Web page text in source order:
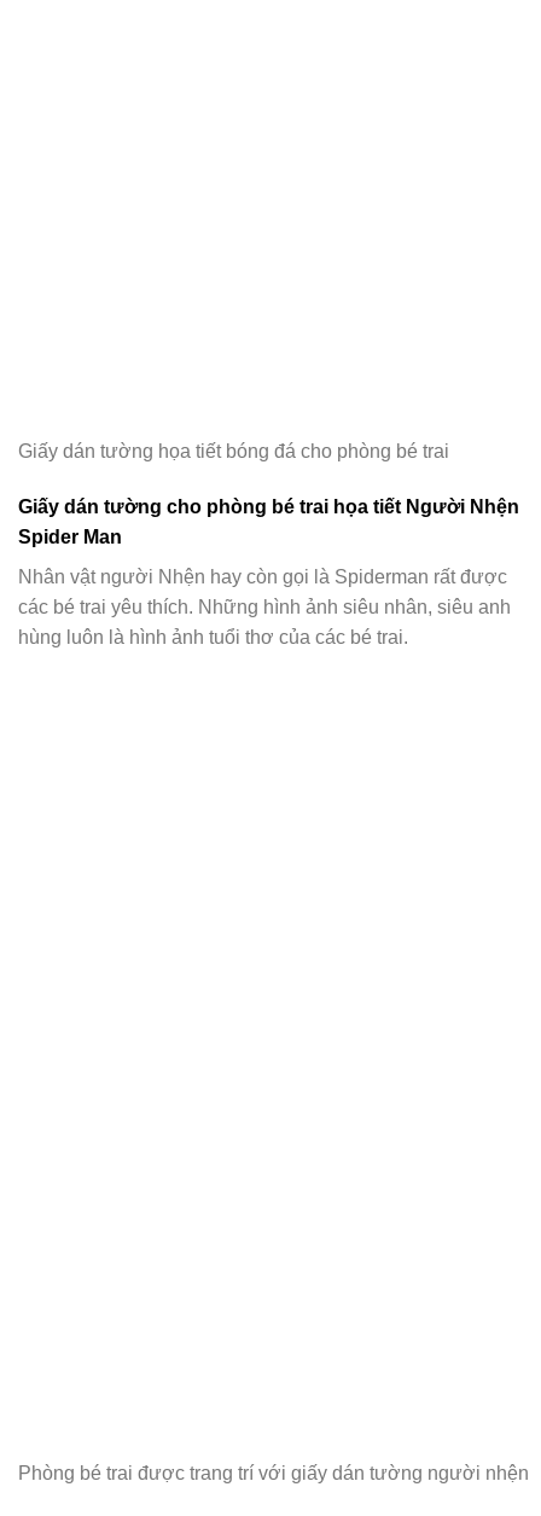
Giấy dán tường họa tiết bóng đá cho phòng bé trai
Giấy dán tường cho phòng bé trai họa tiết Người Nhện
Spider Man
Nhân vật người Nhện hay còn gọi là Spiderman rất được
các bé trai yêu thích. Những hình ảnh siêu nhân, siêu anh
hùng luôn là hình ảnh tuổi thơ của các bé trai.
Phòng bé trai được trang trí với giấy dán tường người nhện